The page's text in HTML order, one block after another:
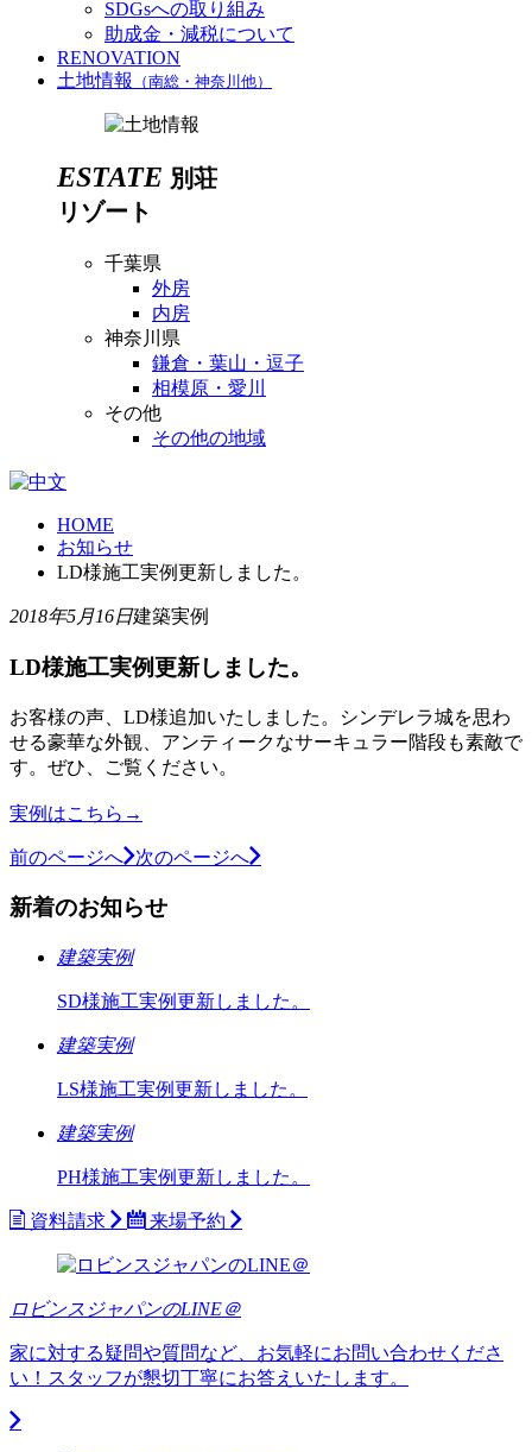
SDGsへの取り組み
助成金・減税について
RENOVATION
土地情報
（南総・神奈川他）
ESTATE 別荘
リゾート
千葉県
外房
内房
神奈川県
鎌倉・葉山・逗子
相模原・愛川
その他
その他の地域
HOME
お知らせ
LD様施工実例更新しました。
2018年5月16日建築実例
LD様施工実例更新しました。
お客様の声、LD様追加いたしました。シンデレラ城を思わ
せる豪華な外観、アンティークなサーキュラー階段も素敵で
す。ぜひ、ご覧ください。
実例はこちら→
前のページへ 次のページへ
新着のお知らせ
建築実例
SD様施工実例更新しました。
建築実例
LS様施工実例更新しました。
建築実例
PH様施工実例更新しました。
資料請求 来場予約
ロビンスジャパンのLINE＠
家に対する疑問や質問など、お気軽にお問い合わせくださ
い！スタッフが懇切丁寧にお答えいたします。